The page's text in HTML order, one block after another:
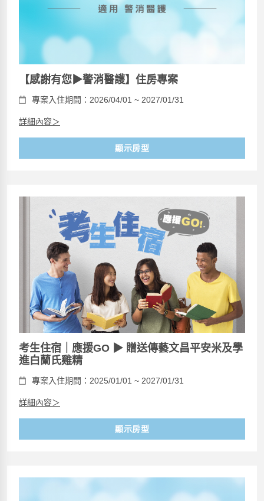
【感謝有您▶警消醫護】住房專案
專案入住期間：2026/04/01 ~ 2027/01/31
詳細內容＞
顯示房型
考生住宿｜應援GO ▶ 贈送傳藝文昌平安米及學
進白蘭氏雞精
專案入住期間：2025/01/01 ~ 2027/01/31
詳細內容＞
顯示房型